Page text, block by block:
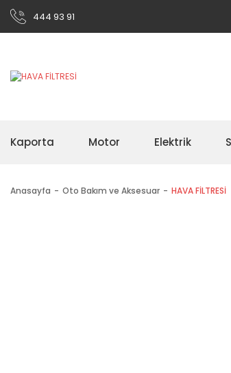
444 93 91
Kaporta Motor Elektrik
Anasayfa Oto Bakım ve Aksesuar HAVA FİLTRESİ